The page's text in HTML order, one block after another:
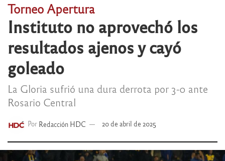
Torneo Apertura
Instituto no aprovechó los
resultados ajenos y cayó
goleado
La Gloria sufrió una dura derrota por 3-0 ante
Rosario Central
Por Redacción HDC 20 de abril de 2025